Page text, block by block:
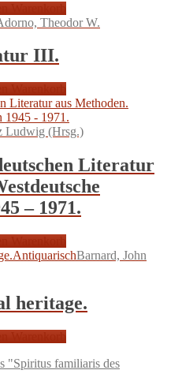
Theodor W.
III.
Ludwig (Hrsg.)
Literatur
– 1971.
AntiquarischBarnard, John
heritage.
"Spiritus familiaris des